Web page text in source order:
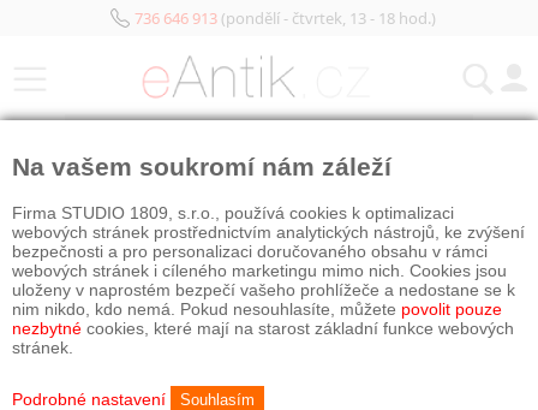
736 646 913(pondělí - čtvrtek, 13 - 18 hod.)
Na vašem soukromí nám záleží
Firma STUDIO 1809, s.r.o., používá cookies k optimalizaci
webových stránek prostřednictvím analytických nástrojů, ke zvýšení
bezpečnosti a pro personalizaci doručovaného obsahu v rámci
webových stránek i cíleného marketingu mimo nich. Cookies jsou
uloženy v naprostém bezpečí vašeho prohlížeče a nedostane se k
nim nikdo, kdo nemá. Pokud nesouhlasíte, můžete povolit pouze
nezbytné cookies, které mají na starost základní funkce webových
stránek.
Podrobné nastavení Souhlasím